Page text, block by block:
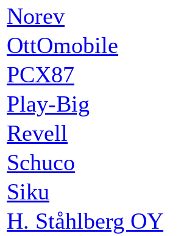
Norev
OttOmobile
PCX87
Play-Big
Revell
Schuco
Siku
H. Ståhlberg OY